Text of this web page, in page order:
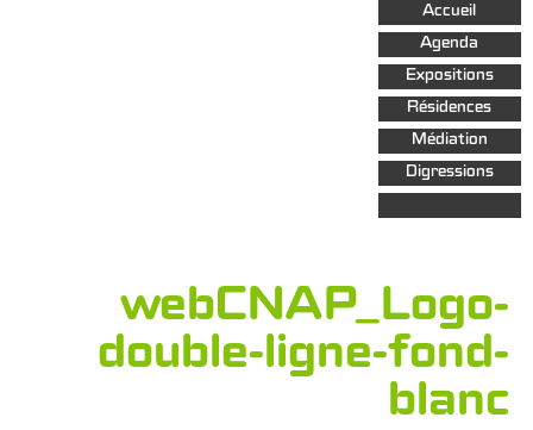
Aller au
contenu
principal
Accueil
Agenda
Expositions
Résidences
Médiation
Digressions
webCNAP_Logo-
double-ligne-fond-
blanc